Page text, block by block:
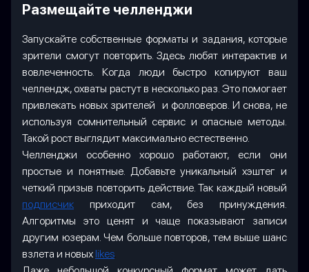
Размещайте челленджи
Запускайте собственные форматы и задания, которые
зрители смогут повторить. Здесь любят интерактив и
вовлеченность. Когда люди быстро копируют ваш
челлендж, охваты растут в несколько раз. Это помогает
привлекать новых зрителей и фолловеров. И снова, не
используя сомнительный сервис и опасные методы.
Такой рост выглядит максимально естественно.
Челленджи особенно хорошо работают, если они
простые и понятные. Добавьте уникальный хэштег и
четкий призыв повторить действие. Так каждый новый
подписчик
приходит сам, без принуждения.
Алгоритмы это ценят и чаще показывают записи
другим юзерам. Чем больше повторов, тем выше шанс
взлета и новых likes.